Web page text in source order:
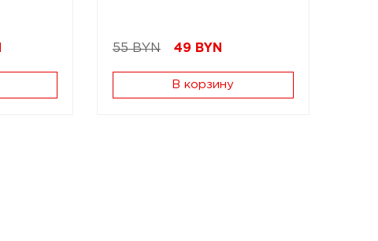
55 BYN 49 BYN
В корзину